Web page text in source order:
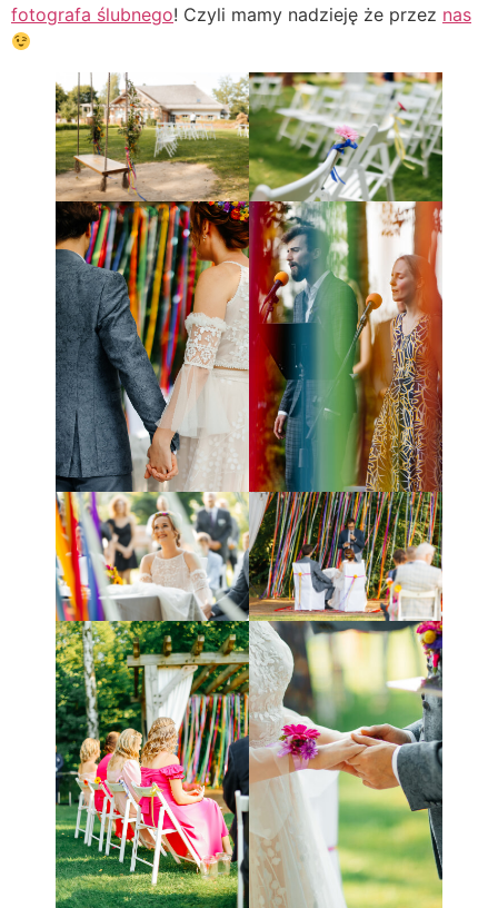
fotografa ślubnego! Czyli mamy nadzieję że przez nas